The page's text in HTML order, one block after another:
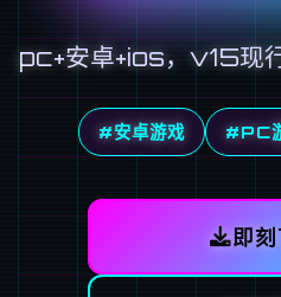
pc+安卓+ios，v15现
#安卓游戏 #PC
即